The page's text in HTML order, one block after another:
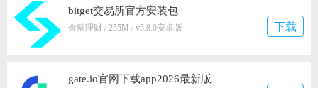
bitget交易所官方安装包
金融理财 / 255M / v5.8.0安卓版 下载
gate.io官网下载app2026最新版